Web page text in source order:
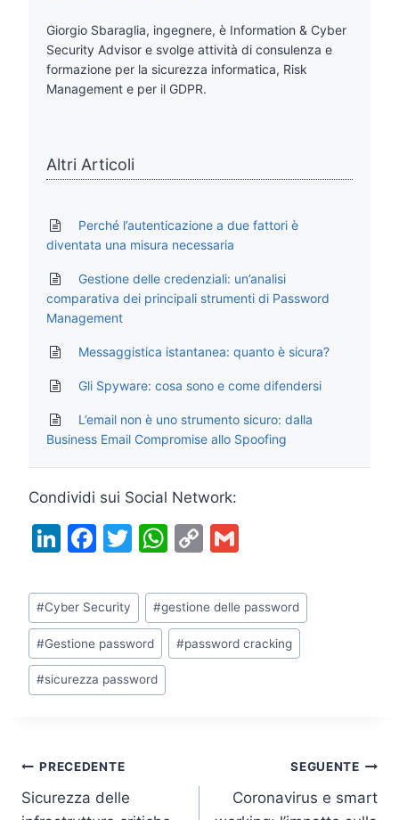
Giorgio Sbaraglia, ingegnere, è Information & Cyber
Security Advisor e svolge attività di consulenza e
formazione per la sicurezza informatica, Risk
Management e per il GDPR.
Altri Articoli
Perché l’autenticazione a due fattori è
diventata una misura necessaria
Gestione delle credenziali: un’analisi
comparativa dei principali strumenti di Password
Management
Messaggistica istantanea: quanto è sicura?
Gli Spyware: cosa sono e come difendersi
L’email non è uno strumento sicuro: dalla
Business Email Compromise allo Spoofing
Condividi sui Social Network:
Li
k
e
dI
n
F
c
e
b
o
T
itt
er
W
at
s
A
C
p
y
Li
ai
l
Tag
articolo:
#Cyber Security #gestione delle password
#Gestione password #password cracking
#sicurezza password
Navigazione
articoli
PRECEDENTE
Sicurezza delle
SEGUENTE
Coronavirus e smart